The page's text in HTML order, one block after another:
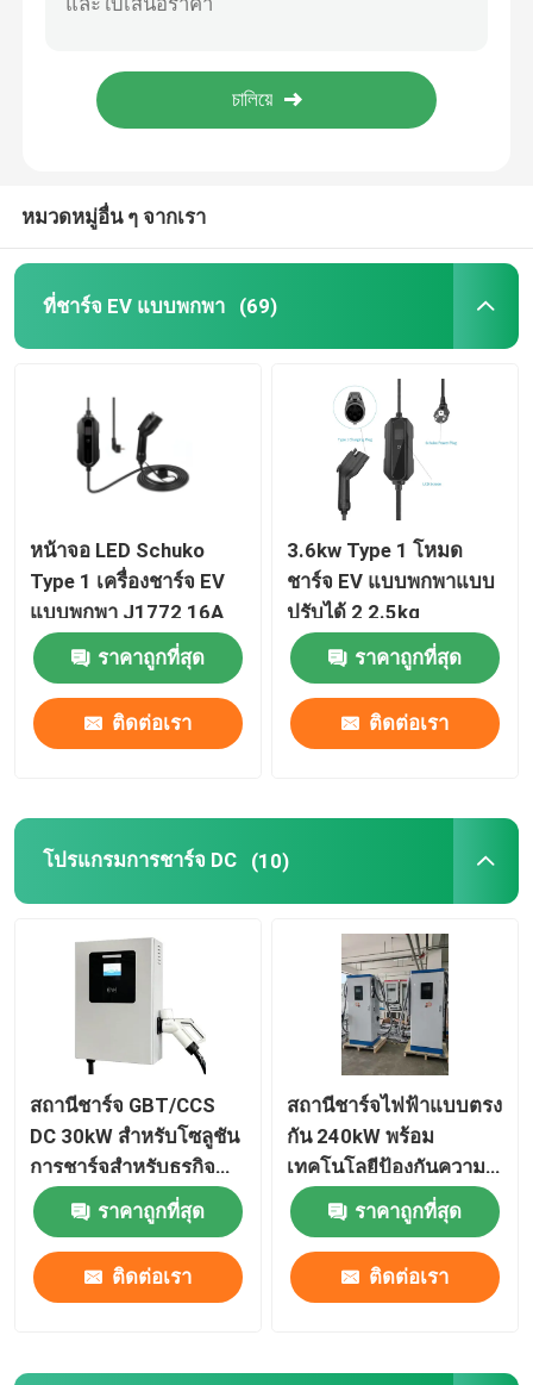
สายเคเบิล Type 2 ถึง Type 2 EV
สายเคเบิล EV Type 1 ถึง Type 2
อะแดปเตอร์ชาร์จ EV
อุปกรณ์ชาร์จ EV
โซกิตและพล็อกชาร์จ EV
CCS Combo Plug
หมวดหมู่อื่น ๆ จากเรา
ที่ชาร์จ EV แบบพกพา (69)
หน้าจอ LED Schuko
Type 1 เครื่องชาร์จ EV
แบบพกพา J1772 16A
ราคาถูกที่สุด
ติดต่อเรา
3.6kw Type 1 โหมด
ชาร์จ EV แบบพกพาแบบ
ปรับได้ 2 2.5kg
ราคาถูกที่สุด
ติดต่อเรา
โปรแกรมการชาร์จ DC (10)
สถานีชาร์จ GBT/CCS
DC 30kW สำหรับโซลูชัน
การชาร์จสำหรับธุรกิจ
ของคุณ
ราคาถูกที่สุด
ติดต่อเรา
สถานีชาร์จไฟฟ้าแบบตรง
กัน 240kW พร้อม
เทคโนโลยีป้องกันความ
แรงเกิน
ราคาถูกที่สุด
ติดต่อเรา